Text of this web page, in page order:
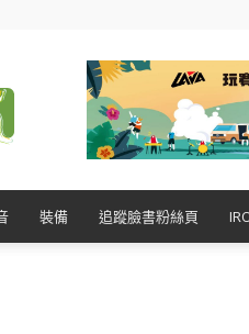
裝備 追蹤臉書粉絲頁